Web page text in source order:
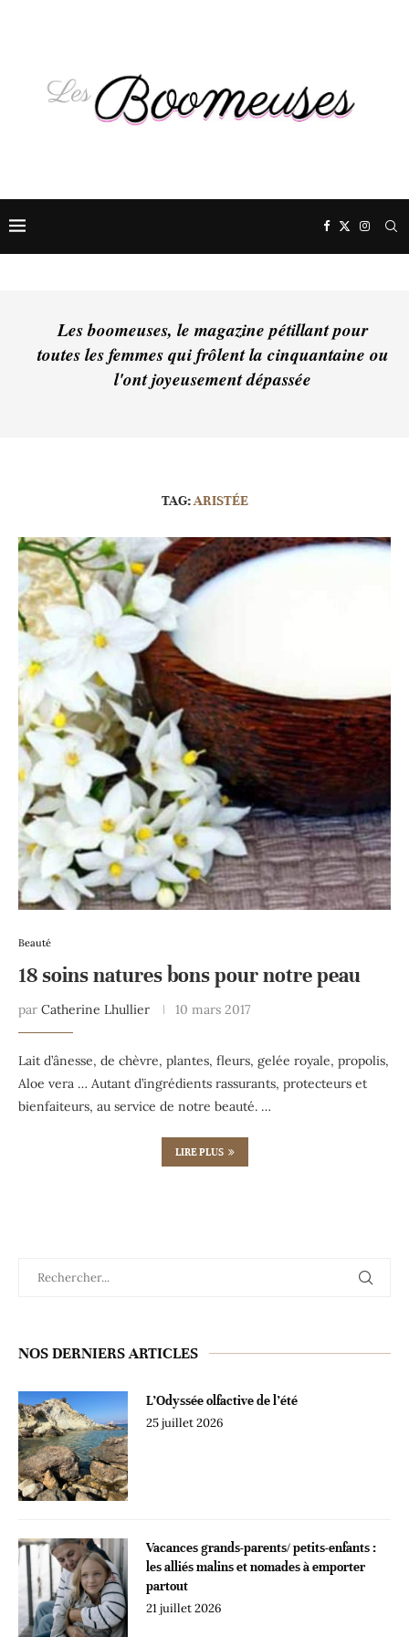
Les boomeuses, le magazine pétillant pour
toutes les femmes qui frôlent la cinquantaine ou
l'ont joyeusement dépassée
TAG:ARISTÉE
Beauté
18 soins natures bons pour notre peau
par Catherine Lhullier 10 mars 2017
Lait d’ânesse, de chèvre, plantes, fleurs, gelée royale, propolis,
Aloe vera … Autant d’ingrédients rassurants, protecteurs et
bienfaiteurs, au service de notre beauté. …
LIRE PLUS
NOS DERNIERS ARTICLES
L’Odyssée olfactive de l’été
25 juillet 2026
Vacances grands-parents/ petits-enfants :
les alliés malins et nomades à emporter
partout
21 juillet 2026